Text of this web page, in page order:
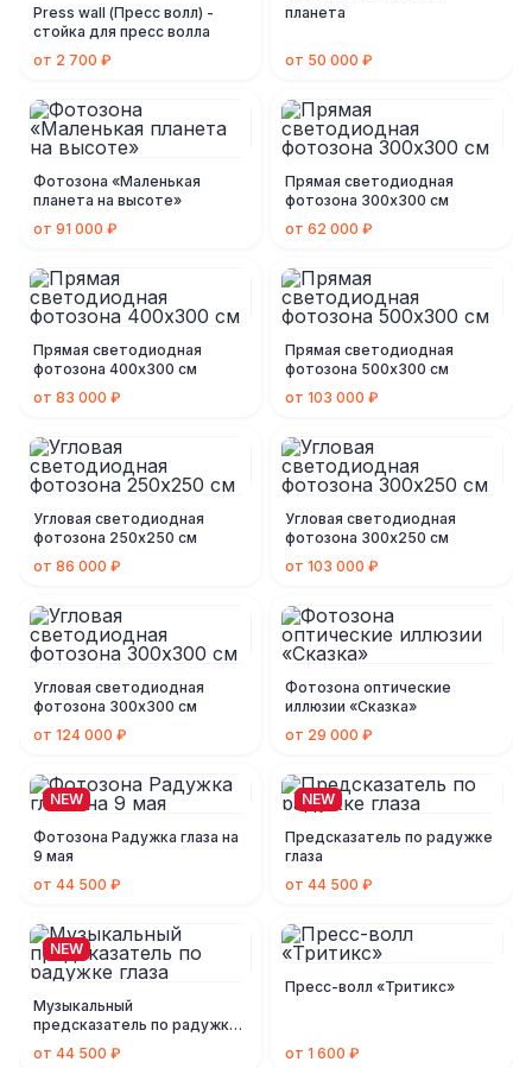
Press wall (Пресс волл) -
стойка для пресс волла
от 2 700 ₽
планета
от 50 000 ₽
Фотозона «Маленькая
планета на высоте»
от 91 000 ₽
Прямая светодиодная
фотозона 300х300 см
от 62 000 ₽
Прямая светодиодная
фотозона 400х300 см
от 83 000 ₽
Прямая светодиодная
фотозона 500х300 см
от 103 000 ₽
Угловая светодиодная
фотозона 250х250 см
от 86 000 ₽
Угловая светодиодная
фотозона 300х250 см
от 103 000 ₽
Угловая светодиодная
фотозона 300х300 см
от 124 000 ₽
Фотозона оптические
иллюзии «Сказка»
от 29 000 ₽
NEW
Фотозона Радужка глаза на
9 мая
от 44 500 ₽
NEW
Предсказатель по радужке
глаза
от 44 500 ₽
NEW
Музыкальный
предсказатель по радужке
глаза
от 44 500 ₽
Пресс-волл «Тритикс»
от 1 600 ₽